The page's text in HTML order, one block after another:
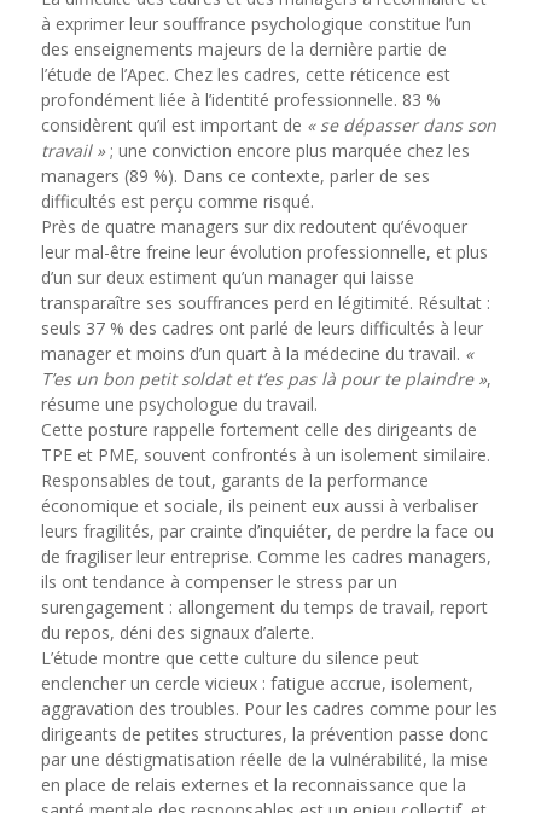
à exprimer leur souffrance psychologique constitue l’un
des enseignements majeurs de la dernière partie de
l’étude de l’Apec. Chez les cadres, cette réticence est
profondément liée à l’identité professionnelle. 83 %
considèrent qu’il est important de « se dépasser dans son
travail »; une conviction encore plus marquée chez les
managers (89 %). Dans ce contexte, parler de ses
difficultés est perçu comme risqué.
Près de quatre managers sur dix redoutent qu’évoquer
leur mal-être freine leur évolution professionnelle, et plus
d’un sur deux estiment qu’un manager qui laisse
transparaître ses souffrances perd en légitimité. Résultat :
seuls 37 % des cadres ont parlé de leurs difficultés à leur
manager et moins d’un quart à la médecine du travail. «
T’es un bon petit soldat et t’es pas là pour te plaindre »,
résume une psychologue du travail.
Cette posture rappelle fortement celle des dirigeants de
TPE et PME, souvent confrontés à un isolement similaire.
Responsables de tout, garants de la performance
économique et sociale, ils peinent eux aussi à verbaliser
leurs fragilités, par crainte d’inquiéter, de perdre la face ou
de fragiliser leur entreprise. Comme les cadres managers,
ils ont tendance à compenser le stress par un
surengagement : allongement du temps de travail, report
du repos, déni des signaux d’alerte.
L’étude montre que cette culture du silence peut
enclencher un cercle vicieux : fatigue accrue, isolement,
aggravation des troubles. Pour les cadres comme pour les
dirigeants de petites structures, la prévention passe donc
par une déstigmatisation réelle de la vulnérabilité, la mise
en place de relais externes et la reconnaissance que la